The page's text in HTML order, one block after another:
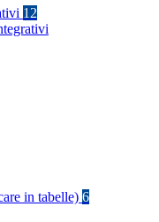
12
in tabelle) 6